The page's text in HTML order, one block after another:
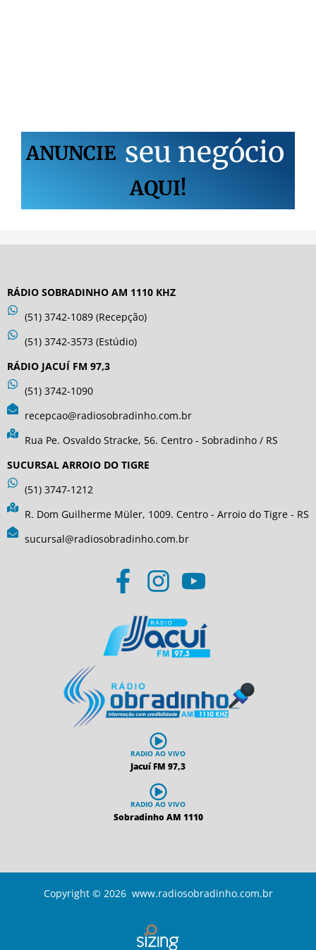
ANUNCIE seu negócio
AQUI!
RÁDIO SOBRADINHO AM 1110 KHZ
(51) 3742-1089 (Recepção)
(51) 3742-3573 (Estúdio)
RÁDIO JACUÍ FM 97,3
(51) 3742-1090
recepcao@radiosobradinho.com.br
Rua Pe. Osvaldo Stracke, 56. Centro - Sobradinho / RS
SUCURSAL ARROIO DO TIGRE
(51) 3747-1212
R. Dom Guilherme Müler, 1009. Centro - Arroio do Tigre - RS
sucursal@radiosobradinho.com.br
RADIO AO VIVO
Jacuí FM 97,3
RADIO AO VIVO
Sobradinho AM 1110
Copyright © 2026 www.radiosobradinho.com.br